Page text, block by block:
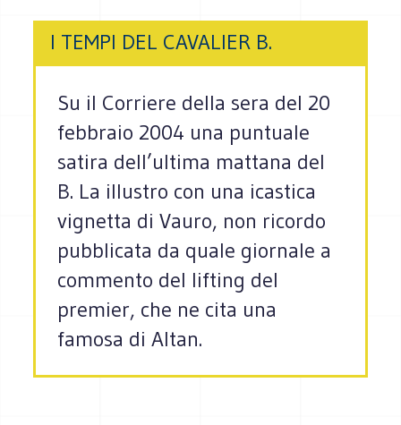
I TEMPI DEL CAVALIER B.
Su il Corriere della sera del 20
febbraio 2004 una puntuale
satira dell’ultima mattana del
B. La illustro con una icastica
vignetta di Vauro, non ricordo
pubblicata da quale giornale a
commento del lifting del
premier, che ne cita una
famosa di Altan.